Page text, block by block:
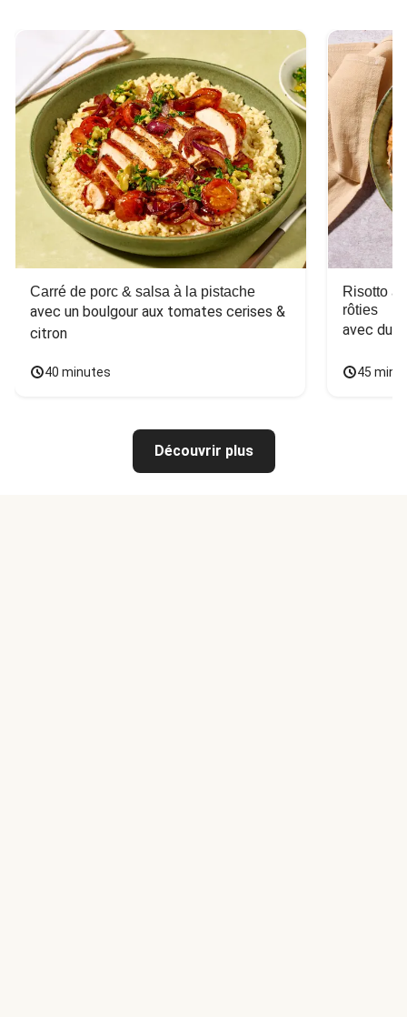
Carré de porc & salsa à la pistache
avec un boulgour aux tomates cerises &
citron
40 minutes
Risotto
rôties
avec du
45
Découvrir plus